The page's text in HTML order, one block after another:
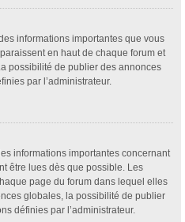
informations importantes que vous
en haut de chaque forum et
possibilité de publier des annonces
par l’administrateur.
informations importantes concernant
être lues dès que possible. Les
page du forum dans lequel elles
globales, la possibilité de publier
définies par l’administrateur.